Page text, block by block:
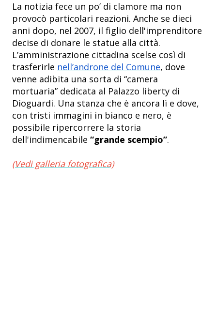
La notizia fece un po’ di clamore ma non
provocò particolari reazioni. Anche se dieci
anni dopo, nel 2007, il figlio dell'imprenditore
decise di donare le statue alla città.
L’amministrazione cittadina scelse così di
trasferirle nell’androne del Comune, dove
venne adibita una sorta di “camera
mortuaria” dedicata al Palazzo liberty di
Dioguardi. Una stanza che è ancora lì e dove,
con tristi immagini in bianco e nero, è
possibile ripercorrere la storia
dell'indimencabile “grande scempio”.
(Vedi galleria fotografica)